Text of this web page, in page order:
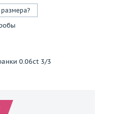
размера?
0.06ct 3/3